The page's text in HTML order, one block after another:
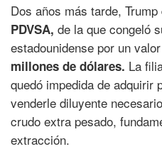
Dos años más tarde,
PDVSA, de la que congeló
estadounidense por un
millones de dólares. La
quedó impedida de adquirir
venderle diluyente
crudo extra pesado,
extracción.